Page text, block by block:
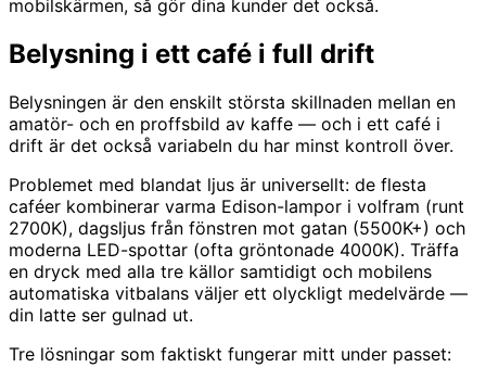
mobilskärmen, så gör dina kunder det också.
Belysning i ett café i full drift
Belysningen är den enskilt största skillnaden mellan en
amatör- och en proffsbild av kaffe — och i ett café i
drift är det också variabeln du har minst kontroll över.
Problemet med blandat ljus är universellt: de flesta
caféer kombinerar varma Edison-lampor i volfram (runt
2700K), dagsljus från fönstren mot gatan (5500K+) och
moderna LED-spottar (ofta gröntonade 4000K). Träffa
en dryck med alla tre källor samtidigt och mobilens
automatiska vitbalans väljer ett olyckligt medelvärde —
din latte ser gulnad ut.
Tre lösningar som faktiskt fungerar mitt under passet: